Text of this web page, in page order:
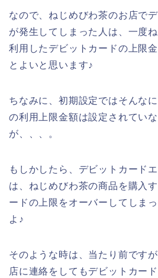
なので、ねじめびわ茶のお店で
が発生してしまった人は、一度
利用したデビットカードの上限
とよいと思います♪
ちなみに、初期設定ではそんな
の利用上限金額は設定されてい
が、、、。
もしかしたら、デビットカード
は、ねじめびわ茶の商品を購入
ードの上限をオーバーしてしま
よ♪
そのような時は、当たり前です
店に連絡をしてもデビットカー